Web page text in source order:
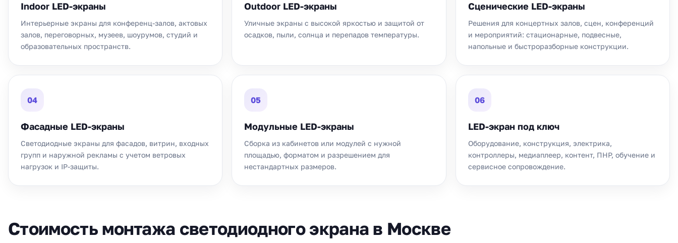
Indoor LED-экраны
Интерьерные экраны для конференц-залов, актовых
залов, переговорных, музеев, шоурумов, студий и
образовательных пространств.
Outdoor LED-экраны
Уличные экраны с высокой яркостью и защитой от
осадков, пыли, солнца и перепадов температуры.
Сценические LED-экраны
Решения для концертных залов, сцен, конференций
и мероприятий: стационарные, подвесные,
напольные и быстроразборные конструкции.
04
Фасадные LED-экраны
Светодиодные экраны для фасадов, витрин, входных
групп и наружной рекламы с учетом ветровых
нагрузок и IP-защиты.
05
Модульные LED-экраны
Сборка из кабинетов или модулей с нужной
площадью, форматом и разрешением для
нестандартных размеров.
06
LED-экран под ключ
Оборудование, конструкция, электрика,
контроллеры, медиаплеер, контент, ПНР, обучение и
сервисное сопровождение.
Стоимость монтажа светодиодного экрана в Москве